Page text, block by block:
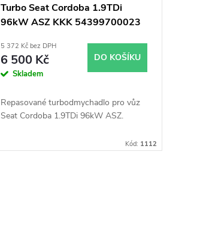
Turbo Seat Cordoba 1.9TDi
96kW ASZ KKK 54399700023
5 372 Kč bez DPH
6 500 Kč
Skladem
DO KOŠÍKU
Repasované turbodmychadlo pro vůz
Seat Cordoba 1.9TDi 96kW ASZ.
Kód: 1112